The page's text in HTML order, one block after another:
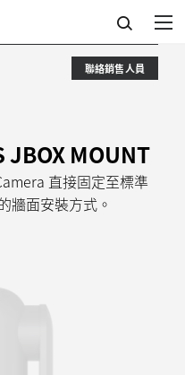
聯絡銷售人員
JBOX MOUNT
直接固定至標準
牆面安裝方式。